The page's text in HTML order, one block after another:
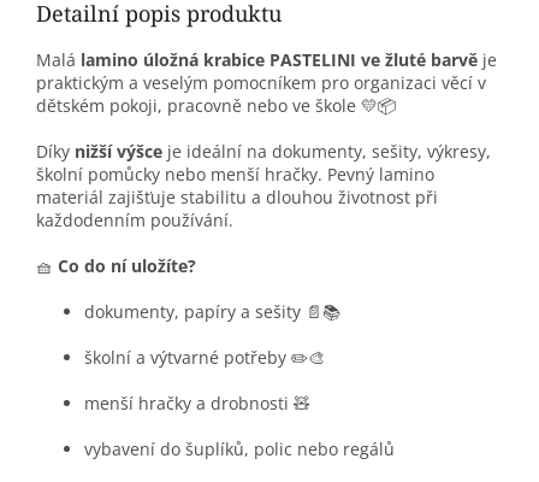
Detailní popis produktu
Malá lamino úložná krabice PASTELINI ve žluté barvě je
praktickým a veselým pomocníkem pro organizaci věcí v
dětském pokoji, pracovně nebo ve škole 💛📦
Díky nižší výšce je ideální na dokumenty, sešity, výkresy,
školní pomůcky nebo menší hračky. Pevný lamino
materiál zajišťuje stabilitu a dlouhou životnost při
každodenním používání.
🧺 Co do ní uložíte?
dokumenty, papíry a sešity 📄📚
školní a výtvarné potřeby ✏️🎨
menší hračky a drobnosti 🧸
vybavení do šuplíků, polic nebo regálů